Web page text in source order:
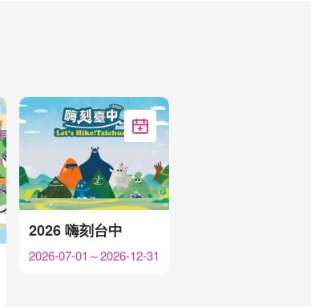
Google行事历
2026 嗨刻台中
2026-07-01～2026-12-31
加入Google行事历